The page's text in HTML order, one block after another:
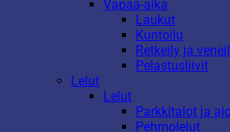
Vapaa-aika
Laukut
Kuntoilu
Retkeily ja
Pelastusliivit
Lelut
Lelut
Parkkitalot ja
Pehmolelut